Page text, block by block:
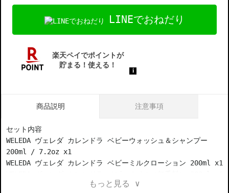
LINEでおねだり
商品説明 注意事項
セット内容
WELEDA ヴェレダ カレンドラ ベビーウォッシュ＆シャンプー
200ml / 7.2oz x1
WELEDA ヴェレダ カレンドラ ベビーミルクローション 200ml x1
もっと見る ∨